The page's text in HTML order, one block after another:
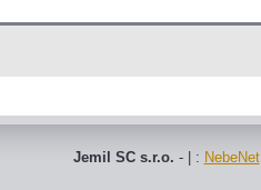
Jemil SC s.r.o. - | : NebeNet